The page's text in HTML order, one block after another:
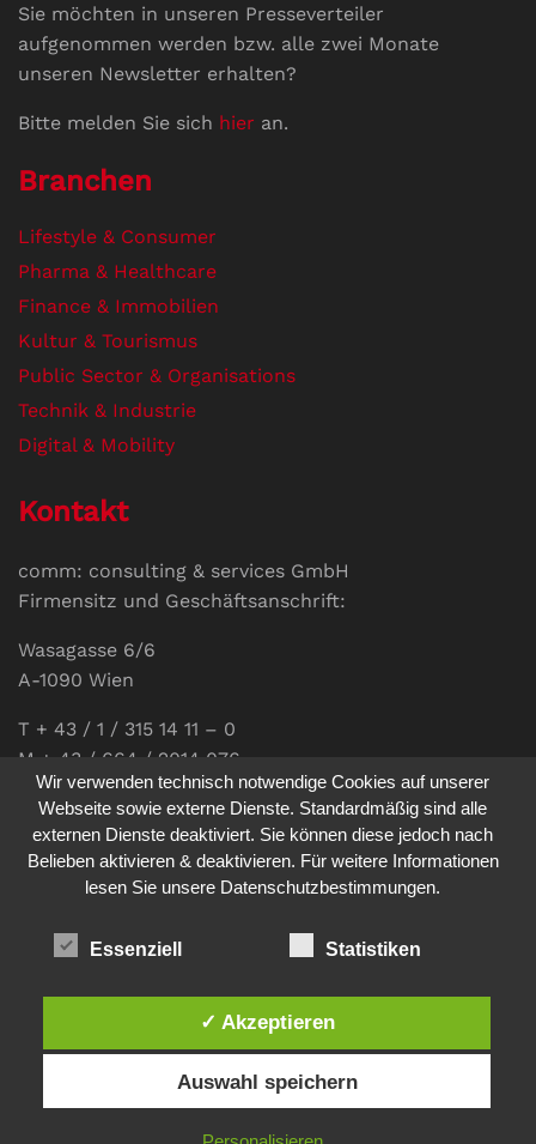
Sie möchten in unseren Presseverteiler
aufgenommen werden bzw. alle zwei Monate
unseren Newsletter erhalten?
Bitte melden Sie sich hier an.
Branchen
Lifestyle & Consumer
Pharma & Healthcare
Finance & Immobilien
Kultur & Tourismus
Public Sector & Organisations
Technik & Industrie
Digital & Mobility
Kontakt
comm: consulting & services GmbH
Firmensitz und Geschäftsanschrift:
Wasagasse 6/6
A-1090 Wien
T + 43 / 1 / 315 14 11 – 0
M + 43 / 664 / 2014 076
E-Mail:office@communications.co.at
Homepage:www.communications.co.at
UID: ATU 811 196 56
Sabine Pöhacker MSc.
Datenschutz
Wir verwenden technisch notwendige Cookies auf unserer
Webseite sowie externe Dienste. Standardmäßig sind alle
externen Dienste deaktiviert. Sie können diese jedoch nach
Belieben aktivieren & deaktivieren. Für weitere Informationen
lesen Sie unsere Datenschutzbestimmungen.
Essenziell Statistiken
✓ Akzeptieren
Auswahl speichern